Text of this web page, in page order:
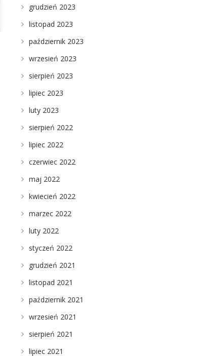
grudzień 2023
listopad 2023
październik 2023
wrzesień 2023
sierpień 2023
lipiec 2023
luty 2023
sierpień 2022
lipiec 2022
czerwiec 2022
maj 2022
kwiecień 2022
marzec 2022
luty 2022
styczeń 2022
grudzień 2021
listopad 2021
październik 2021
wrzesień 2021
sierpień 2021
lipiec 2021